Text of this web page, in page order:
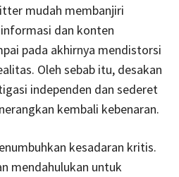
mudah membanjiri
dan konten
pada akhirnya mendistorsi
Oleh sebab itu, desakan
independen dan sederet
kembali kebenaran.
kesadaran kritis.
mendahulukan untuk